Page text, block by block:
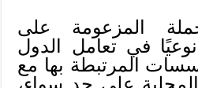
المزعومة على
في تعامل الدول
المرتبطة بها مع
على حد سواء،